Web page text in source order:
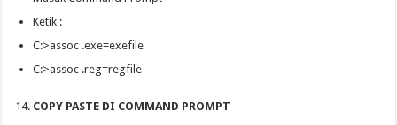
Ketik :
C:>assoc .exe=exefile
C:>assoc .reg=regfile
COPY PASTE DI COMMAND PROMPT